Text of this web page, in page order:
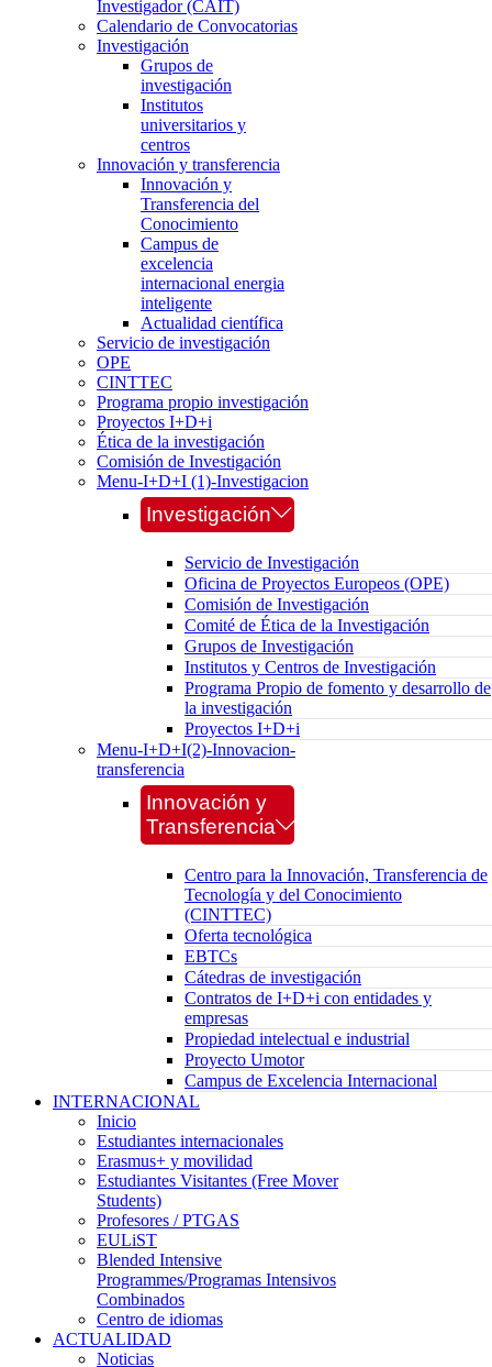
Investigador (CAIT)
Calendario de Convocatorias
Investigación
Grupos de
investigación
Institutos
universitarios y
centros
Innovación y transferencia
Innovación y
Transferencia del
Conocimiento
Campus de
excelencia
internacional energia
inteligente
Actualidad científica
Servicio de investigación
OPE
CINTTEC
Programa propio investigación
Proyectos I+D+i
Ética de la investigación
Comisión de Investigación
Menu-I+D+I (1)-Investigacion
Investigación
Servicio de Investigación
Oficina de Proyectos Europeos (OPE)
Comisión de Investigación
Comité de Ética de la Investigación
Grupos de Investigación
Institutos y Centros de Investigación
Programa Propio de fomento y desarrollo de
la investigación
Proyectos I+D+i
Menu-I+D+I(2)-Innovacion-
transferencia
Innovación y
Transferencia
Centro para la Innovación, Transferencia de
Tecnología y del Conocimiento
(CINTTEC)
Oferta tecnológica
EBTCs
Cátedras de investigación
Contratos de I+D+i con entidades y
empresas
Propiedad intelectual e industrial
Proyecto Umotor
Campus de Excelencia Internacional
INTERNACIONAL
Inicio
Estudiantes internacionales
Erasmus+ y movilidad
Estudiantes Visitantes (Free Mover
Students)
Profesores / PTGAS
EULiST
Blended Intensive
Programmes/Programas Intensivos
Combinados
Centro de idiomas
ACTUALIDAD
Noticias